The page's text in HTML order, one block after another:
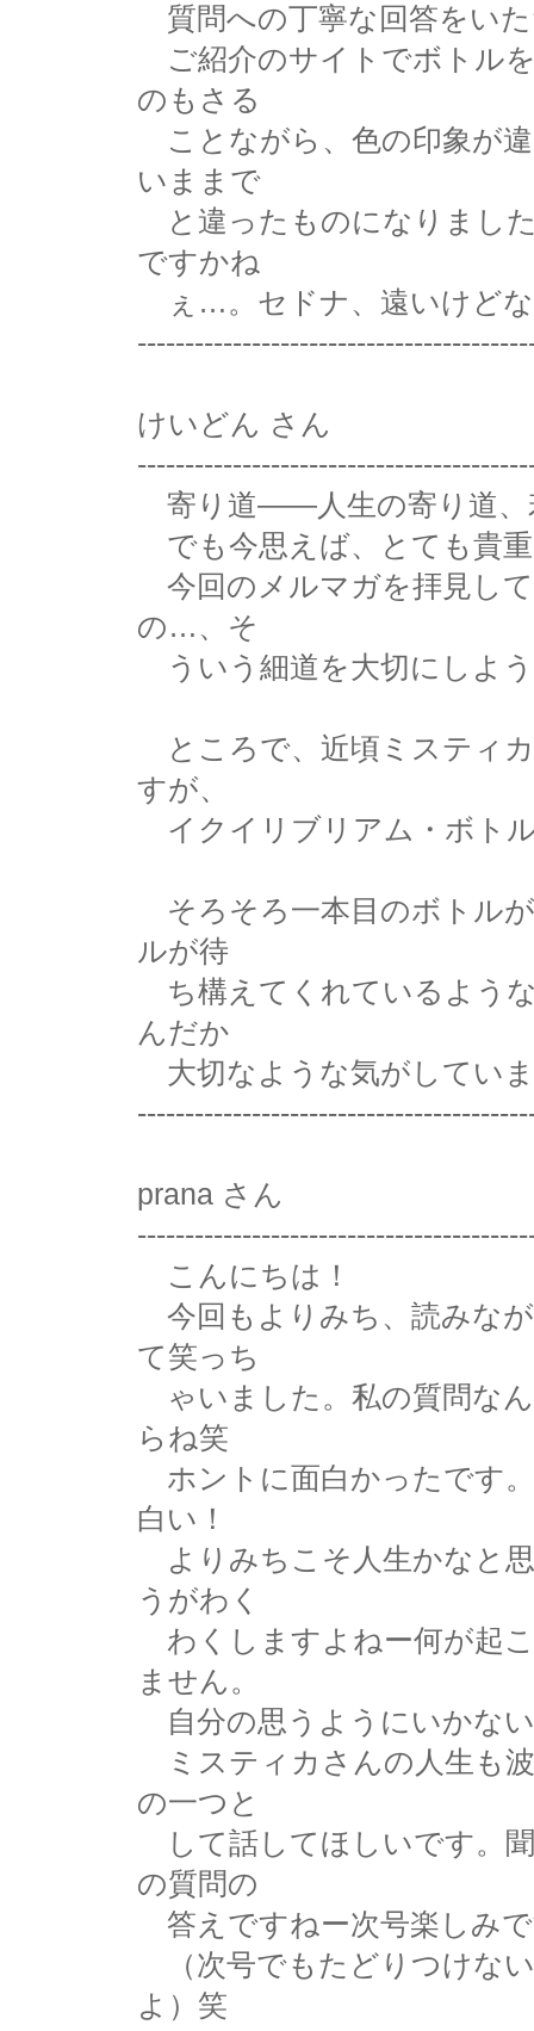
質問への丁寧な回答をい
ご紹介のサイトでボトル
のもさる
ことながら、色の印象が
いままで
と違ったものになりまし
ですかね
ぇ…。セドナ、遠いけどな
けいどん さん
寄り道——人生の寄り道、
でも今思えば、とても貴
今回のメルマガを拝見し
の…、そ
ういう細道を大切にしよ
ところで、近頃ミスティ
すが、
イクイリブリアム・ボト
そろそろ一本目のボトル
ルが待
ち構えてくれているよう
んだか
大切なような気がしてい
prana さん
こんにちは！
今回もよりみち、読みな
て笑っち
ゃいました。私の質問な
らね笑
ホントに面白かったです
白い！
よりみちこそ人生かなと
うがわく
わくしますよねー何が起
ません。
自分の思うようにいかな
ミスティカさんの人生も
の一つと
して話してほしいです。
の質問の
答えですねー次号楽しみ
（次号でもたどりつけな
よ）笑